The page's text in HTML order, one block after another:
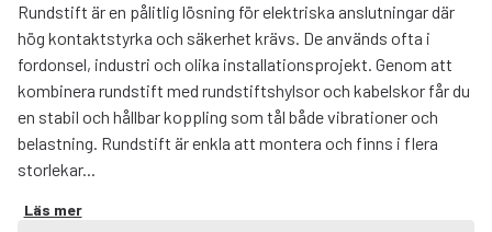
Rundstift är en pålitlig lösning för elektriska anslutningar där
hög kontaktstyrka och säkerhet krävs. De används ofta i
fordonsel, industri och olika installationsprojekt. Genom att
kombinera rundstift med rundstiftshylsor och kabelskor får du
en stabil och hållbar koppling som tål både vibrationer och
belastning. Rundstift är enkla att montera och finns i flera
storlekar...
Läs mer